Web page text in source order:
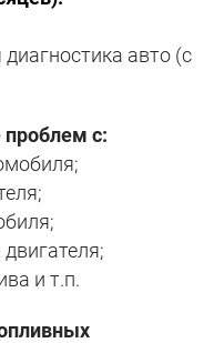
авто (с
проблем с:
и т.п.